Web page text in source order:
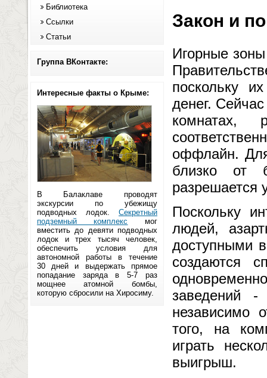
Библиотека
Ссылки
Статьи
Группа ВКонтакте:
Интересные факты о Крыме:
В Балаклаве проводят
экскурсии по убежищу
подводных лодок. Секретный
подземный комплекс мог
вместить до девяти подводных
лодок и трех тысяч человек,
обеспечить условия для
автономной работы в течение
30 дней и выдержать прямое
попадание заряда в 5-7 раз
мощнее атомной бомбы,
которую сбросили на Хиросиму.
Закон и
Игорные
поскольку
денег.
комнатах,
оффлайн. Для
близко от
разрешается
Поскольку
людей,
доступными
создаются
заведений
независимо
того, на
играть
выигрыш.